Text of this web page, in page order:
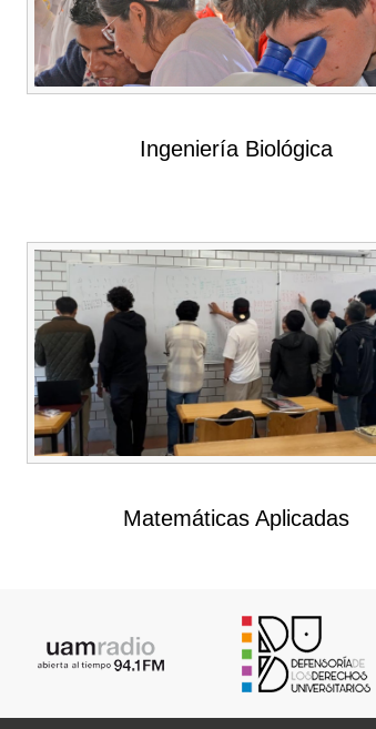
Ingeniería Biológica
Matemáticas Aplicadas